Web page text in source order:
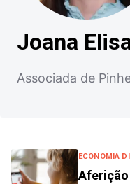
Joana
Associada de
ECONOMIA
Aferição